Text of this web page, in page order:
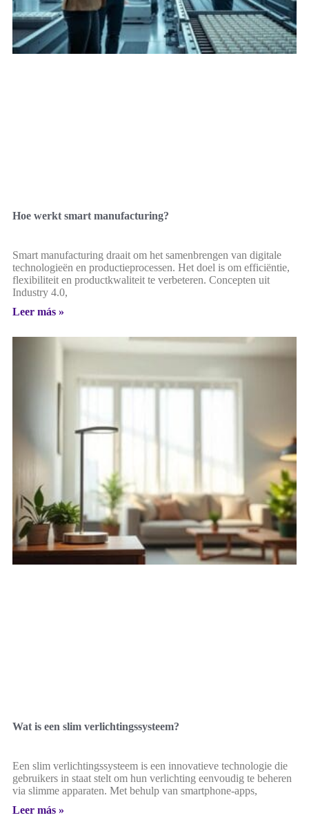
Hoe werkt smart manufacturing?
Smart manufacturing draait om het samenbrengen van digitale
technologieën en productieprocessen. Het doel is om efficiëntie,
flexibiliteit en productkwaliteit te verbeteren. Concepten uit
Industry 4.0,
Leer más »
Wat is een slim verlichtingssysteem?
Een slim verlichtingssysteem is een innovatieve technologie die
gebruikers in staat stelt om hun verlichting eenvoudig te beheren
via slimme apparaten. Met behulp van smartphone-apps,
Leer más »